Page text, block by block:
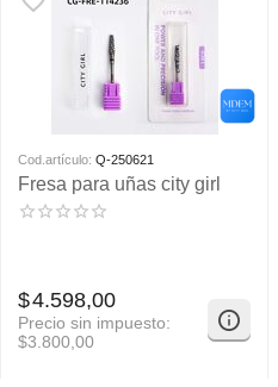
Cod.artículo: Q-250621
Fresa para uñas city girl
$4.598,00
Precio sin impuesto:
$3.800,00